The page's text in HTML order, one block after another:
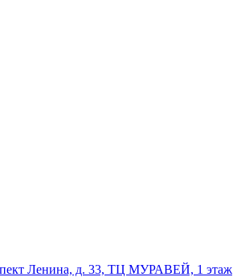
Ленина, д. 33, ТЦ МУРАВЕЙ, 1 этаж